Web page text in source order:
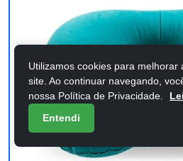
Utilizamos cookies para melhorar
site. Ao continuar navegando,
nossa Política de Privacidade.
Entendi